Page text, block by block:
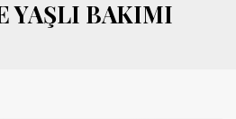
YAŞLI BAKIMI